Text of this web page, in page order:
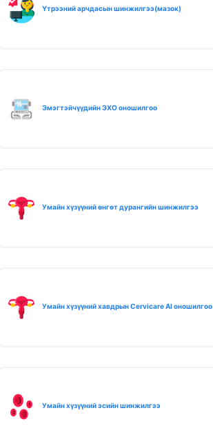
Үтрээний арчдасын шинжилгээ(мазок)
Эмэгтэйчүүдийн ЭХО оношилгоо
Умайн хүзүүний өнгөт дурангийн шинжилгээ
Умайн хүзүүний хавдрын Cervicare AI оношилгоо
Умайн хүзүүний эсийн шинжилгээ